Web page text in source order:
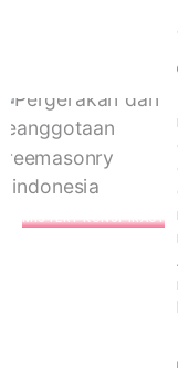
MISTERY-KONSPIRACY